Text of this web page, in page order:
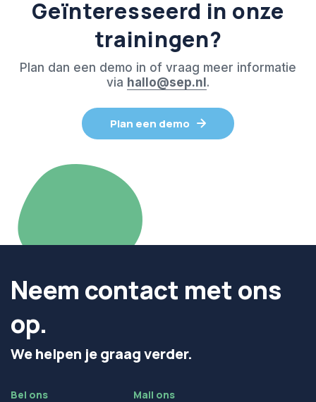
Geïnteresseerd in onze
trainingen?
Plan dan een demo in of vraag meer informatie
via hallo@sep.nl.
Plan een demo
Neem contact met ons
op.
We helpen je graag verder.
Bel ons Mail ons